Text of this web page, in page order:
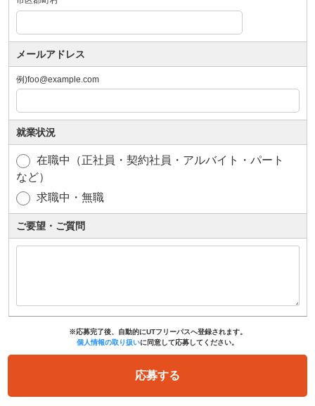
メールアドレス
例)foo@example.com
就業状況
在職中（正社員・契約社員・アルバイト・パート
など）
求職中・無職
ご要望・ご質問
※応募完了後、自動的にUTフリーパスへ登録されます。
個人情報の取り扱いに同意して応募してください。